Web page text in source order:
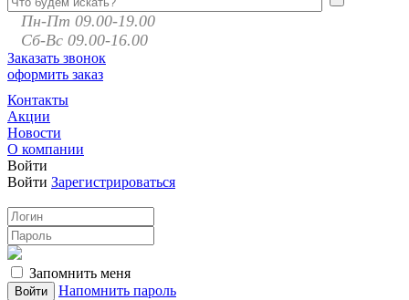
Пн-Пт 09.00-19.00
Сб-Вс 09.00-16.00
Заказать звонок
оформить заказ
Контакты
Акции
Новости
О компании
Войти
Войти Зарегистрироваться
Запомнить меня
Напомнить пароль